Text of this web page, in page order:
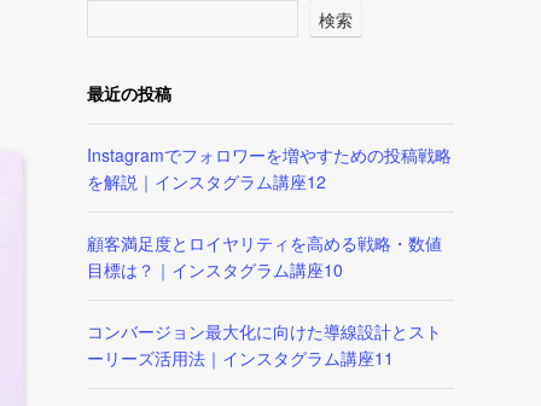
検索
最近の投稿
Instagramでフォロワーを増やすための投稿戦略
を解説｜インスタグラム講座12
顧客満足度とロイヤリティを高める戦略・数値
目標は？｜インスタグラム講座10
コンバージョン最大化に向けた導線設計とスト
ーリーズ活用法｜インスタグラム講座11